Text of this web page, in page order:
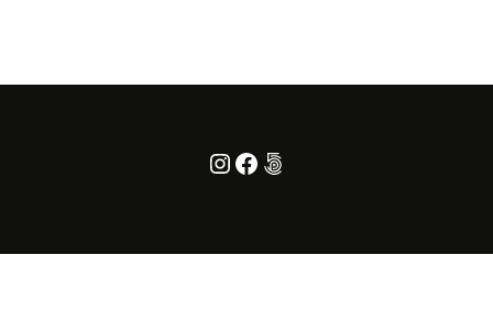
Instagram
Facebook
500px